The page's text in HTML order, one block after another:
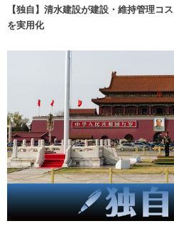
【独自】清水建設が建設・維持管理コ
を実用化